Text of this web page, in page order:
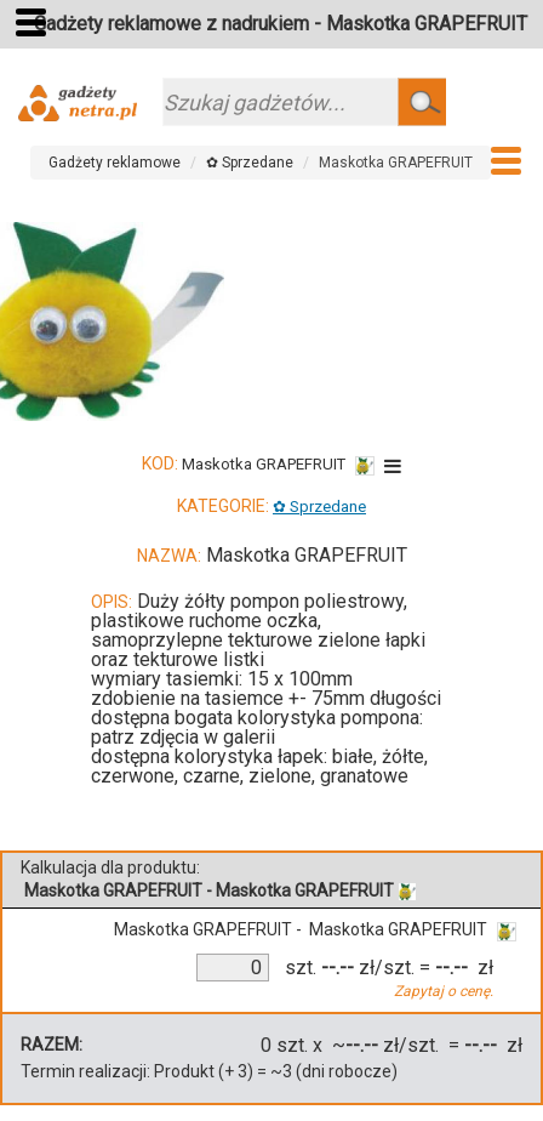
Gadżety reklamowe z nadrukiem - Maskotka GRAPEFRUIT
Szukaj
Gadżety reklamowe ✿ Sprzedane Maskotka GRAPEFRUIT
KOD: Maskotka GRAPEFRUIT
KATEGORIE: ✿ Sprzedane
NAZWA: Maskotka GRAPEFRUIT
OPIS: Duży żółty pompon poliestrowy,
plastikowe ruchome oczka,
samoprzylepne tekturowe zielone łapki
oraz tekturowe listki
wymiary tasiemki: 15 x 100mm
zdobienie na tasiemce +- 75mm długości
dostępna bogata kolorystyka pompona:
patrz zdjęcia w galerii
dostępna kolorystyka łapek: białe, żółte,
czerwone, czarne, zielone, granatowe
Kalkulacja dla produktu:
Maskotka GRAPEFRUIT - Maskotka GRAPEFRUIT
Maskotka GRAPEFRUIT - Maskotka GRAPEFRUIT
szt. --.-- zł/szt.
Zapytaj o cenę.
= --.-- zł
RAZEM: 0 szt. x ~--.-- zł/szt. = --.-- zł
Termin realizacji: Produkt(+3) = ~3 (dni robocze)